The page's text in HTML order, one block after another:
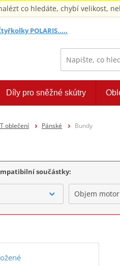
co hledáte, chybí velikost,
POLARIS.....
Díly pro sněžné skútry
oblečení Pánské Bundy
součástky:
Objem